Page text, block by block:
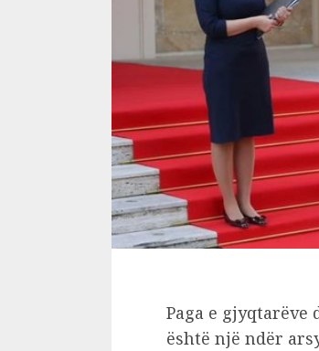
Paga e
është një ndër